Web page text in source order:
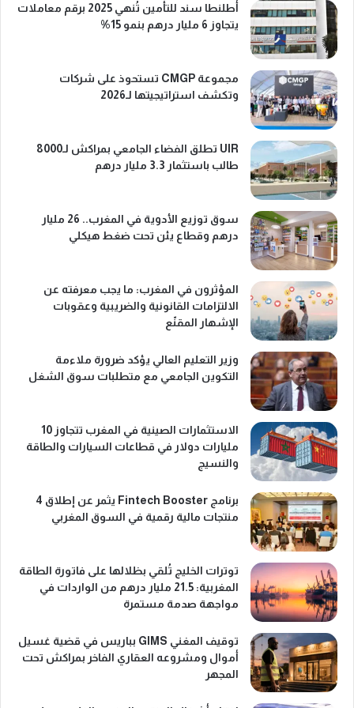
أطلنطا سند للتأمين تُنهي 2025 برقم معاملات
يتجاوز 6 مليار درهم بنمو 15%
مجموعة CMGP تستحوذ على شركات
وتكشف استراتيجيتها لـ2026
UIR تطلق الفضاء الجامعي بمراكش لـ8000
طالب باستثمار 3.3 مليار درهم
سوق توزيع الأدوية في المغرب.. 26 مليار
درهم وقطاع يئن تحت ضغط هيكلي
المؤثرون في المغرب: ما يجب معرفته عن
الالتزامات القانونية والضريبية وعقوبات
الإشهار المقنّع
وزير التعليم العالي يؤكد ضرورة ملاءمة
التكوين الجامعي مع متطلبات سوق الشغل
الاستثمارات الصينية في المغرب تتجاوز 10
مليارات دولار في قطاعات السيارات والطاقة
والنسيج
برنامج Fintech Booster يثمر عن إطلاق 4
منتجات مالية رقمية في السوق المغربي
توترات الخليج تُلقي بظلالها على فاتورة الطاقة
المغربية: 21.5 مليار درهم من الواردات في
مواجهة صدمة مستمرة
توقيف المغني GIMS بباريس في قضية غسيل
أموال ومشروعه العقاري الفاخر بمراكش تحت
المجهر